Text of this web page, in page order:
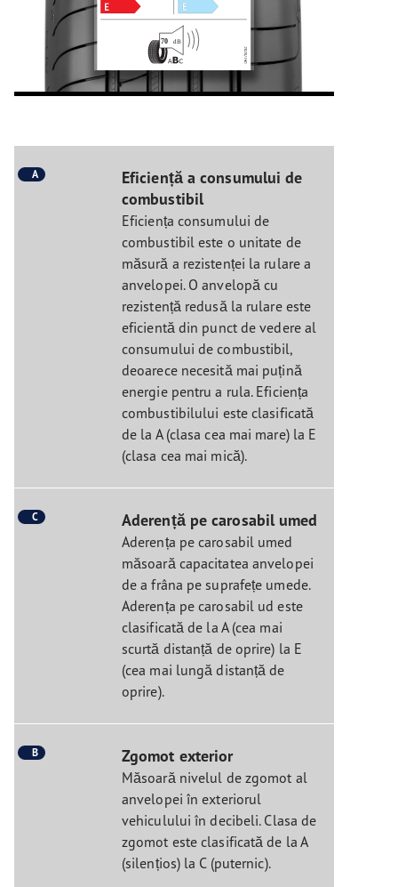
A
Eficiență a consumului de
combustibil
Eficiența consumului de
combustibil este o unitate de
măsură a rezistenței la rulare a
anvelopei. O anvelopă cu
rezistență redusă la rulare este
eficientă din punct de vedere al
consumului de combustibil,
deoarece necesită mai puțină
energie pentru a rula. Eficiența
combustibilului este clasificată
de la A (clasa cea mai mare) la E
(clasa cea mai mică).
C Aderență pe carosabil umed
Aderența pe carosabil umed
măsoară capacitatea anvelopei
de a frâna pe suprafețe umede.
Aderența pe carosabil ud este
clasificată de la A (cea mai
scurtă distanță de oprire) la E
(cea mai lungă distanță de
oprire).
B Zgomot exterior
Măsoară nivelul de zgomot al
anvelopei în exteriorul
vehiculului în decibeli. Clasa de
zgomot este clasificată de la A
(silențios) la C (puternic).